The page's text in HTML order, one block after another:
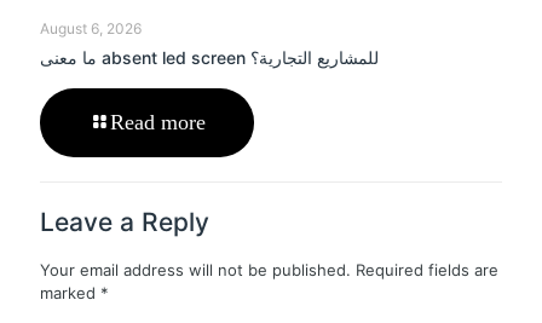
August 6, 2026
ما معنى absent led screen للمشاريع التجارية؟
Read more
Leave a Reply
Your email address will not be published. Required fields are
marked *